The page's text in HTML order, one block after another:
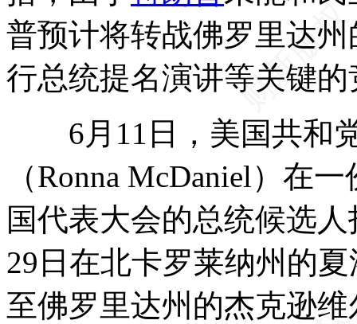
普预计将转战佛罗里达
行总统提名演讲等关键
6月11日，美国共和党
（Ronna McDaniel）在
国代表大会的总统候选
29日在北卡罗莱纳州的
至佛罗里达州的杰克逊